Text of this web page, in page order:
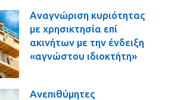
Αναγνώριση κυριότητας
με χρησικτησία επί
ακινήτων με την ένδειξη
«αγνώστου ιδιοκτήτη»
Ανεπιθύμητες